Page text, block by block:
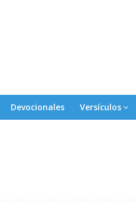
Devocionales Versículos